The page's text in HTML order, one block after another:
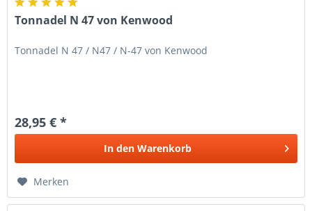
Tonnadel N 47 von Kenwood
Tonnadel N 47 / N47 / N-47 von Kenwood
28,95 € *
In den Warenkorb
Merken